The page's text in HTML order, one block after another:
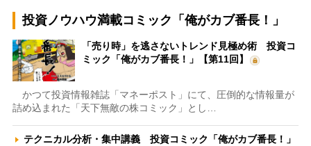
投資ノウハウ満載コミック「俺がカブ番長！」
「売り時」を逃さないトレンド見極め術 投資コ
ミック「俺がカブ番長！」【第11回】
かつて投資情報雑誌「マネーポスト」にて、圧倒的な情報量が
詰め込まれた「天下無敵の株コミック」とし…
テクニカル分析・集中講義 投資コミック「俺がカブ番長！」